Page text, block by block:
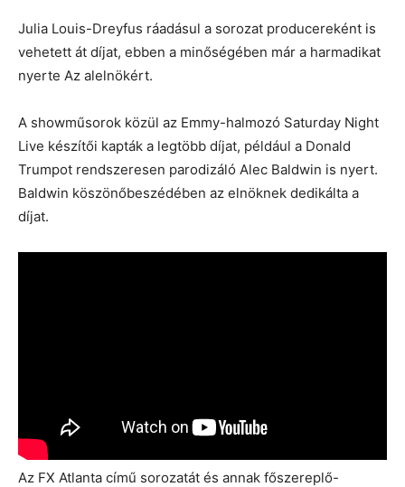
Julia Louis-Dreyfus ráadásul a sorozat producereként is
vehetett át díjat, ebben a minőségében már a harmadikat
nyerte Az alelnökért.
A showműsorok közül az Emmy-halmozó Saturday Night
Live készítői kapták a legtöbb díjat, például a Donald
Trumpot rendszeresen parodizáló Alec Baldwin is nyert.
Baldwin köszönőbeszédében az elnöknek dedikálta a
díjat.
Az FX Atlanta című sorozatát és annak főszereplő-